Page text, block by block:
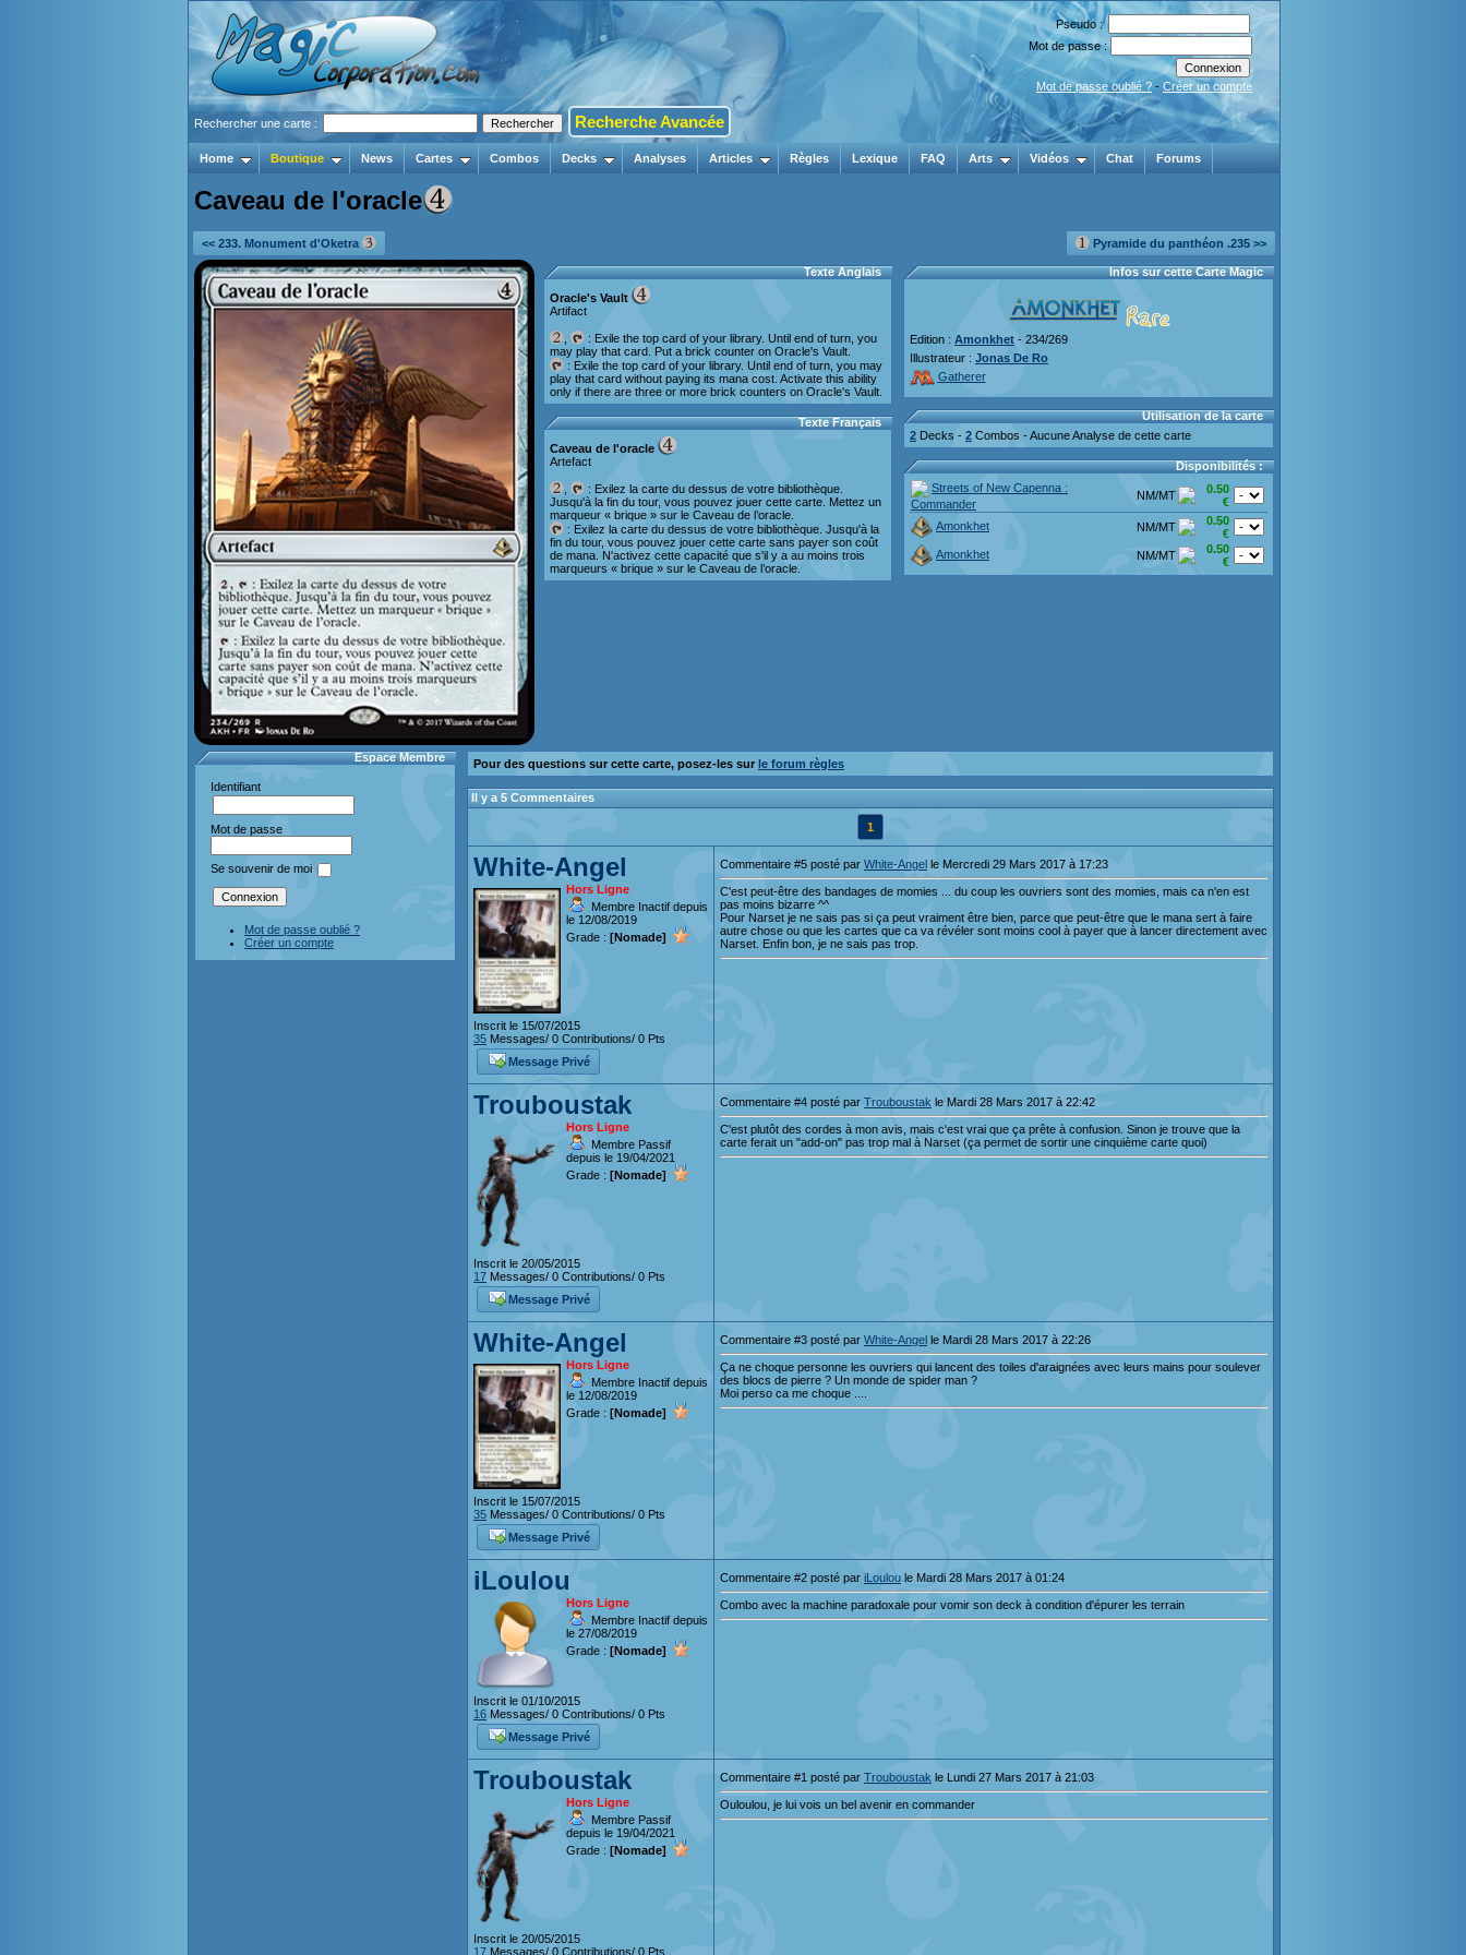
Pseudo :
Mot de passe :
Mot de passe oublié ? - Créer un compte
Rechercher une carte : Recherche Avancée
Home Boutique News Cartes Combos Decks Analyses Articles Règles Lexique FAQ Arts Vidéos Chat Forums
Caveau de l'oracle
<< 233. Monument d'Oketra Pyramide du panthéon .235 >>
Texte Anglais
Oracle's Vault
Artifact
: Exile the top card of your library. Until end of turn, you
may play that card. Put a brick counter on Oracle's Vault.
: Exile the top card of your library. Until end of turn, you may
play that card without paying its mana cost. Activate this ability
only if there are three or more brick counters on Oracle's Vault.
Texte Français
Caveau de l'oracle
Artefact
: Exilez la carte du dessus de votre bibliothèque.
Jusqu'à la fin du tour, vous pouvez jouer cette carte. Mettez un
marqueur « brique » sur le Caveau de l’oracle.
: Exilez la carte du dessus de votre bibliothèque. Jusqu'à la
fin du tour, vous pouvez jouer cette carte sans payer son coût
de mana. N'activez cette capacité que s'il y a au moins trois
marqueurs « brique » sur le Caveau de l’oracle.
Infos sur cette Carte Magic
Edition : Amonkhet - 234/269
Illustrateur : Jonas De Ro
Gatherer
Utilisation de la carte
2 Decks - 2 Combos - Aucune Analyse de cette carte
Disponibilités :
Streets of New Capenna :
Commander
NM/MT
0.50
€
Amonkhet
NM/MT
0.50
€
Amonkhet
NM/MT
0.50
€
Espace Membre
Identifiant
Mot de passe
Se souvenir de moi
Mot de passe oublié ?
Créer un compte
Pour des questions sur cette carte, posez-les sur le forum règles
Il y a 5 Commentaires
1
White-Angel
Hors Ligne
Membre Inactif depuis
le 12/08/2019
Grade : [Nomade]
Inscrit le 15/07/2015
35 Messages/ 0 Contributions/ 0 Pts
Message Privé
Commentaire #5 posté par White-Angel le Mercredi 29 Mars 2017 à 17:23
C'est peut-être des bandages de momies ... du coup les ouvriers sont des momies, mais ca n'en est
pas moins bizarre ^^
Pour Narset je ne sais pas si ça peut vraiment être bien, parce que peut-être que le mana sert à faire
autre chose ou que les cartes que ca va révéler sont moins cool à payer que à lancer directement avec
Narset. Enfin bon, je ne sais pas trop.
Trouboustak
Hors Ligne
Membre Passif
depuis le 19/04/2021
Grade : [Nomade]
Inscrit le 20/05/2015
17 Messages/ 0 Contributions/ 0 Pts
Message Privé
Commentaire #4 posté par Trouboustak le Mardi 28 Mars 2017 à 22:42
C'est plutôt des cordes à mon avis, mais c'est vrai que ça prête à confusion. Sinon je trouve que la
carte ferait un "add-on" pas trop mal à Narset (ça permet de sortir une cinquième carte quoi)
White-Angel
Hors Ligne
Membre Inactif depuis
le 12/08/2019
Grade : [Nomade]
Inscrit le 15/07/2015
35 Messages/ 0 Contributions/ 0 Pts
Message Privé
Commentaire #3 posté par White-Angel le Mardi 28 Mars 2017 à 22:26
Ça ne choque personne les ouvriers qui lancent des toiles d'araignées avec leurs mains pour soulever
des blocs de pierre ? Un monde de spider man ?
Moi perso ca me choque ....
iLoulou
Hors Ligne
Membre Inactif depuis
le 27/08/2019
Grade : [Nomade]
Inscrit le 01/10/2015
16 Messages/ 0 Contributions/ 0 Pts
Message Privé
Commentaire #2 posté par iLoulou le Mardi 28 Mars 2017 à 01:24
Combo avec la machine paradoxale pour vomir son deck à condition d'épurer les terrain
Trouboustak
Hors Ligne
Membre Passif
depuis le 19/04/2021
Grade : [Nomade]
Inscrit le 20/05/2015
17 Messages/ 0 Contributions/ 0 Pts
Commentaire #1 posté par Trouboustak le Lundi 27 Mars 2017 à 21:03
Ouloulou, je lui vois un bel avenir en commander